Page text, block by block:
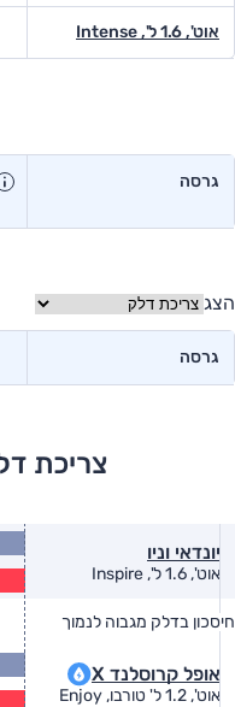
אוט', 1.6 ל', Intense
גרסה
הצג
גרסה
צריכת
יונדאי וניו
אוט', 1.6 ל', Inspire
חיסכון בדלק מגבוה לנמוך
אופל קרוסלנד X
אוט', 1.2 ל' טורבו, Enjoy